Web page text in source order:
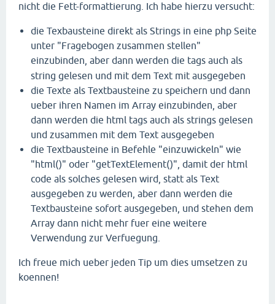
nicht die Fett-formattierung. Ich habe hierzu versucht:
die Texbausteine direkt als Strings in eine php Seite
unter "Fragebogen zusammen stellen"
einzubinden, aber dann werden die tags auch als
string gelesen und mit dem Text mit ausgegeben
die Texte als Textbausteine zu speichern und dann
ueber ihren Namen im Array einzubinden, aber
dann werden die html tags auch als strings gelesen
und zusammen mit dem Text ausgegeben
die Textbausteine in Befehle "einzuwickeln" wie
"html()" oder "getTextElement()", damit der html
code als solches gelesen wird, statt als Text
ausgegeben zu werden, aber dann werden die
Textbausteine sofort ausgegeben, und stehen dem
Array dann nicht mehr fuer eine weitere
Verwendung zur Verfuegung.
Ich freue mich ueber jeden Tip um dies umsetzen zu
koennen!